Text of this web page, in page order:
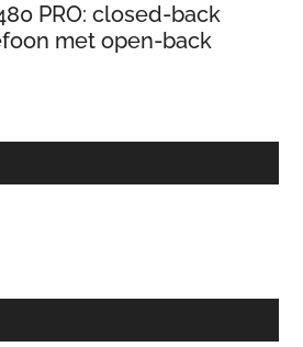
PRO: closed-back
met open-back